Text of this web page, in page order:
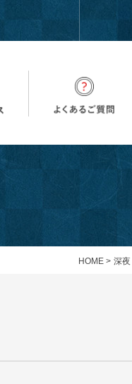
HOME > 深夜